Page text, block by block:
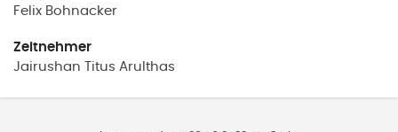
Felix Bohnacker
Zeitnehmer
Jairushan
Titus Arulthas